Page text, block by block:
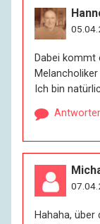
Dabei kommt
Ich bin
Hahaha, über